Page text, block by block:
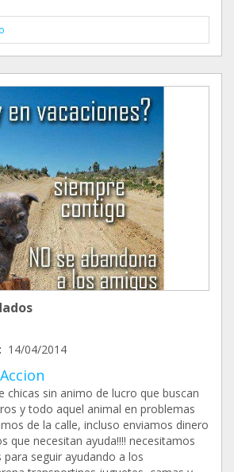
14/04/2014
chicas sin animo de lucro que buscan
y todo aquel animal en problemas
de la calle, incluso enviamos dinero
que necesitan ayuda!!!! necesitamos
para seguir ayudando a los